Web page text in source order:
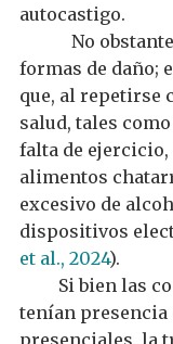
autocastigo.
No
formas de daño;
que, al repetirse
salud, tales
falta de ejercicio,
alimentos
excesivo de
dispositivos
et al., 2024).
Si bien las
tenían